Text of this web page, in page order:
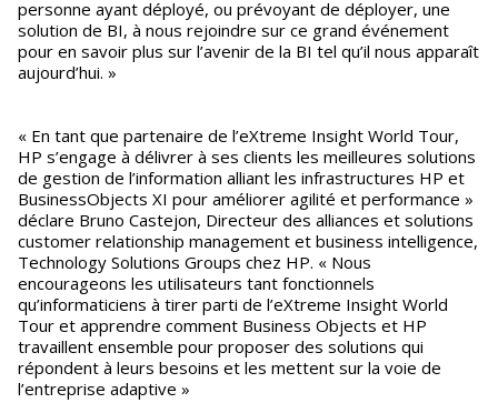
personne ayant déployé, ou prévoyant de déployer, une
solution de BI, à nous rejoindre sur ce grand événement
pour en savoir plus sur l’avenir de la BI tel qu’il nous apparaît
aujourd’hui. »
« En tant que partenaire de l’eXtreme Insight World Tour,
HP s’engage à délivrer à ses clients les meilleures solutions
de gestion de l’information alliant les infrastructures HP et
BusinessObjects XI pour améliorer agilité et performance »
déclare Bruno Castejon, Directeur des alliances et solutions
customer relationship management et business intelligence,
Technology Solutions Groups chez HP. « Nous
encourageons les utilisateurs tant fonctionnels
qu’informaticiens à tirer parti de l’eXtreme Insight World
Tour et apprendre comment Business Objects et HP
travaillent ensemble pour proposer des solutions qui
répondent à leurs besoins et les mettent sur la voie de
l’entreprise adaptive »